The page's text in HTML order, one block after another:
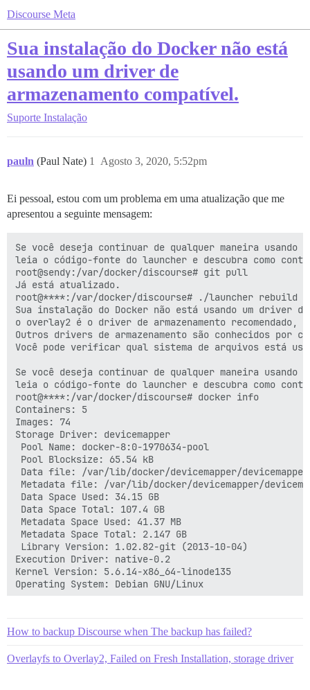
Discourse Meta
Sua instalação do Docker não está
usando um driver de
armazenamento compatível.
Suporte Instalação
pauln (Paul Nate) Agosto 3, 2020, 5:52pm
1
Ei pessoal, estou com um problema em uma atualização que me
apresentou a seguinte mensagem:
Se você deseja continuar de qualquer maneira usando
leia o código-fonte do launcher e descubra como
root@sendy:/var/docker/discourse# git pull
Já está atualizado.
root@****:/var/docker/discourse# ./launcher rebuild
Sua instalação do Docker não está usando um driver
o overlay2 é o driver de armazenamento recomendado,
Outros drivers de armazenamento são conhecidos por
Você pode verificar qual sistema de arquivos está
Se você deseja continuar de qualquer maneira usando
leia o código-fonte do launcher e descubra como
root@****:/var/docker/discourse# docker info
Containers: 5
Images: 74
Storage Driver: devicemapper
Pool Name: docker-8:0-1970634-pool
Pool Blocksize: 65.54 kB
Data file: /var/lib/docker/devicemapper/
Metadata file: /var/lib/docker/devicemapper/
Data Space Used: 34.15 GB
Data Space Total: 107.4 GB
Metadata Space Used: 41.37 MB
Metadata Space Total: 2.147 GB
Library Version: 1.02.82-git (2013-10-04)
Execution Driver: native-0.2
Kernel Version: 5.6.14-x86_64-linode135
How to backup Discourse when The backup has failed?
Overlayfs to Overlay2, Failed on Fresh Installation, storage driver